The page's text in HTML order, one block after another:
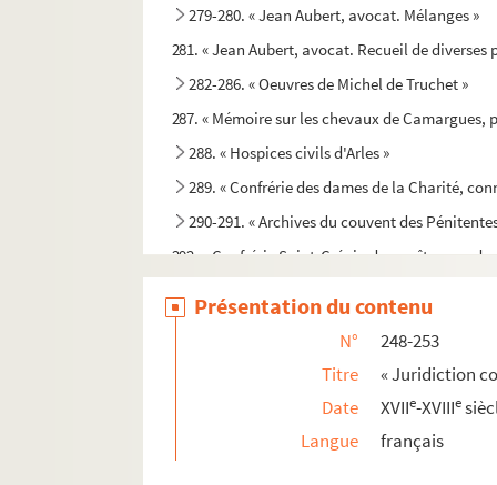
279-280. « Jean Aubert, avocat. Mélanges »
281. « Jean Aubert, avocat. Recueil de diverses
282-286. « Oeuvres de Michel de Truchet »
287. « Mémoire sur les chevaux de Camargues,
288. « Hospices civils d'Arles »
289. « Confrérie des dames de la Charité,
290-291. « Archives du couvent des
292. « Confrérie Saint-Crépin des maîtres
294. Registre des statuts, certificats,
Présentation du contenu
N°
248-253
Titre
« Juridiction
Date
XVIIe-XVIIIe
Langue
français